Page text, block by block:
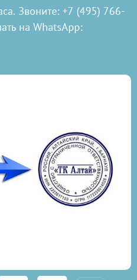
Звоните: +7 (495) 766-
на WhatsApp: